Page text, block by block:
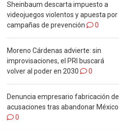
Sheinbaum descarta impuesto a
videojuegos violentos y apuesta por
campañas de prevención
0
Moreno Cárdenas advierte: sin
improvisaciones, el PRI buscará
volver al poder en 2030
0
Denuncia empresario fabricación de
acusaciones tras abandonar México
0